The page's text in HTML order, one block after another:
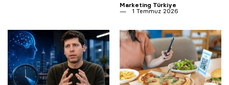
Marketing Türkiye
1 Temmuz 2026